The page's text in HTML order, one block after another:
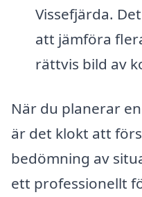
Vissefjärda.
att jämföra
rättvis bild av
När du planerar
är det klokt att
bedömning av
ett professionellt